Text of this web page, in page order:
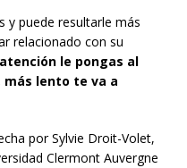
y puede resultarle más
relacionado con su
le pongas al
más lento te va a
por Sylvie Droit-Volet,
Clermont Auvergne